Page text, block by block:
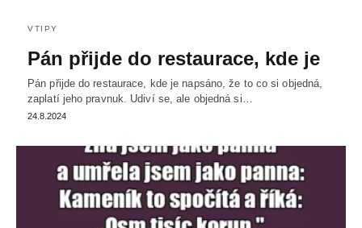
VTIPY
Pán přijde do restaurace, kde je
Pán přijde do restaurace, kde je napsáno, že to co si objedná,
zaplatí jeho pravnuk. Udiví se, ale objedná si…
24.8.2024